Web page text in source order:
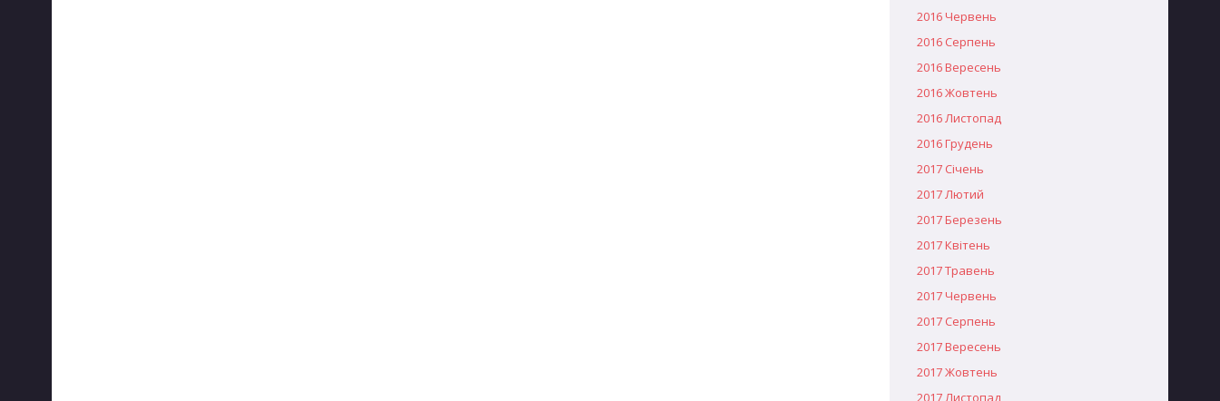
2016 Червень
2016 Серпень
2016 Вересень
2016 Жовтень
2016 Листопад
2016 Грудень
2017 Січень
2017 Лютий
2017 Березень
2017 Квітень
2017 Травень
2017 Червень
2017 Серпень
2017 Вересень
2017 Жовтень
2017 Листопад